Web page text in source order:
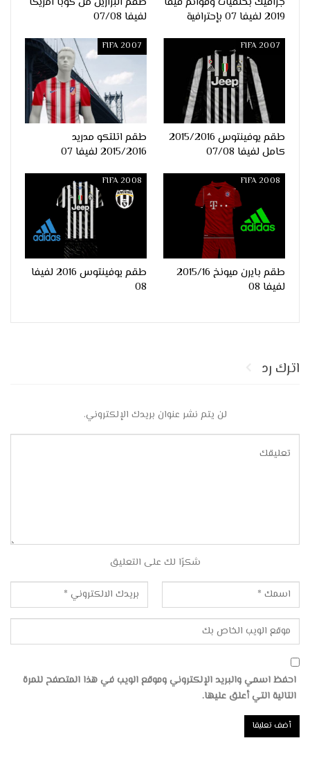
2019 لفيفا 07 بإحترافية
لفيفا 07/08
FIFA 2007
طقم يوفينتوس 2015/2016
كامل لفيفا 07/08
FIFA 2007
طقم اتلتكو مدريد
2015/2016 لفيفا 07
FIFA 2008
طقم بايرن ميونخ 2015/16
لفيفا 08
FIFA 2008
طقم يوفينتوس 2016 لفيفا
08
اترك رد
لن يتم نشر عنوان بريدك الإلكتروني.
شكرًا لك على التعليق
احفظ اسمي والبريد الإلكتروني وموقع الويب في هذا المتصفح للمرة
التالية التي أعلق عليها.